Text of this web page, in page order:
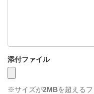
添付ファイル
※サイズが2MBを超える